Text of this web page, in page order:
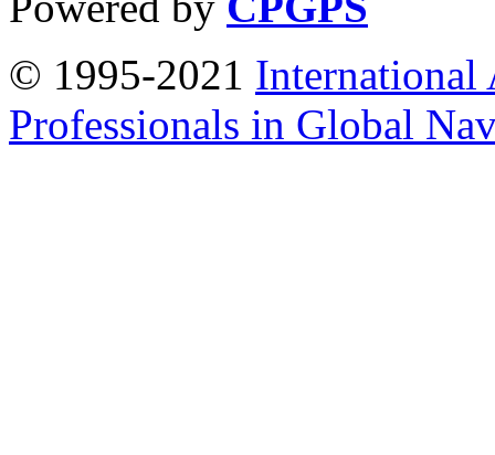
© 1995-2021 International
Professionals in Global